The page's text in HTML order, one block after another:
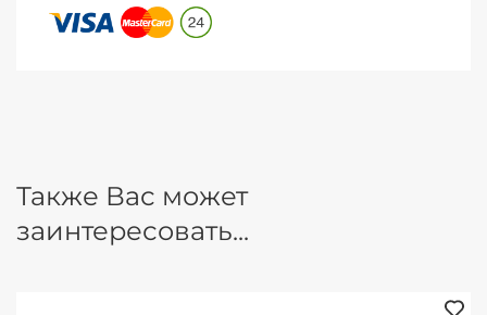
Также Вас может
заинтересовать...